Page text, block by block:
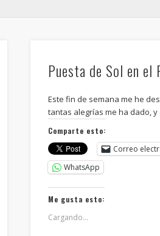
Puesta de Sol en el
Este fin de semana me he
tantas alegrías me ha dado,
Comparte esto:
Correo
WhatsApp
Me gusta esto:
Cargando...